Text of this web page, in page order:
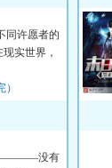
同许愿者的
实世界，
没有